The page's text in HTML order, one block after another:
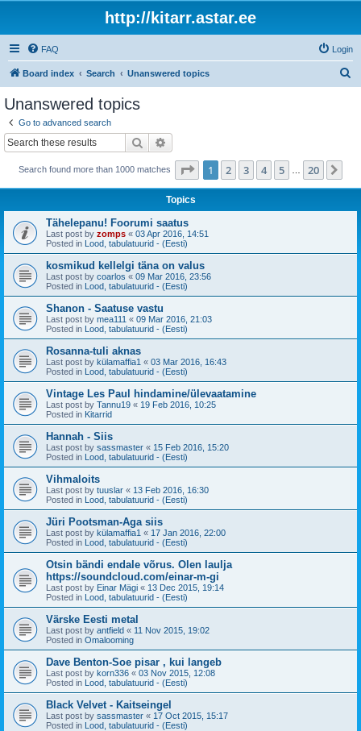
http://kitarr.astar.ee
FAQ Login
Board index Search Unanswered topics
Unanswered topics
Go to advanced search
Search
Search found more than 1000 matches Page 1of 20
1 2 3 4 5 20
Topics
Tähelepanu! Foorumi saatus
Last post by zomps « 03 Apr 2016, 14:51
Posted in Lood, tabulatuurid - (Eesti)
kosmikud kellelgi täna on valus
Last post by coarlos « 09 Mar 2016, 23:56
Posted in Lood, tabulatuurid - (Eesti)
Shanon - Saatuse vastu
Last post by mea111 « 09 Mar 2016, 21:03
Posted in Lood, tabulatuurid - (Eesti)
Rosanna-tuli aknas
Last post by külamaffia1 « 03 Mar 2016, 16:43
Posted in Lood, tabulatuurid - (Eesti)
Vintage Les Paul hindamine/ülevaatamine
Last post by Tannu19 « 19 Feb 2016, 10:25
Posted in Kitarrid
Hannah - Siis
Last post by sassmaster « 15 Feb 2016, 15:20
Posted in Lood, tabulatuurid - (Eesti)
Vihmaloits
Last post by tuuslar « 13 Feb 2016, 16:30
Posted in Lood, tabulatuurid - (Eesti)
Jüri Pootsman-Aga siis
Last post by külamaffia1 « 17 Jan 2016, 22:00
Posted in Lood, tabulatuurid - (Eesti)
Otsin bändi endale võrus. Olen laulja
https://soundcloud.com/einar-m-gi
Last post by Einar Mägi « 13 Dec 2015, 19:14
Posted in Lood, tabulatuurid - (Eesti)
Värske Eesti metal
Last post by antfield « 11 Nov 2015, 19:02
Posted in Omalooming
Dave Benton-Soe pisar , kui langeb
Last post by korn336 « 03 Nov 2015, 12:08
Posted in Lood, tabulatuurid - (Eesti)
Black Velvet - Kaitseingel
Last post by sassmaster « 17 Oct 2015, 15:17
Posted in Lood, tabulatuurid - (Eesti)